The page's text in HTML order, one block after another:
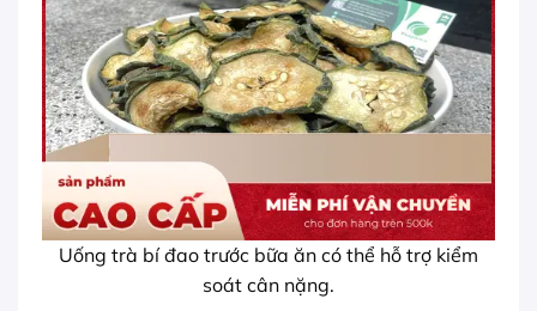
Uống trà bí đao trước bữa ăn có thể hỗ trợ kiểm
soát cân nặng.